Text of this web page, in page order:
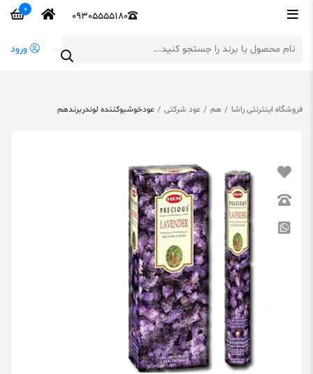
09305555180
0
ورود
فروشگاه اینترنتی راشا هم عود شرکتی عودخوشبوکننده لوندربرندهم